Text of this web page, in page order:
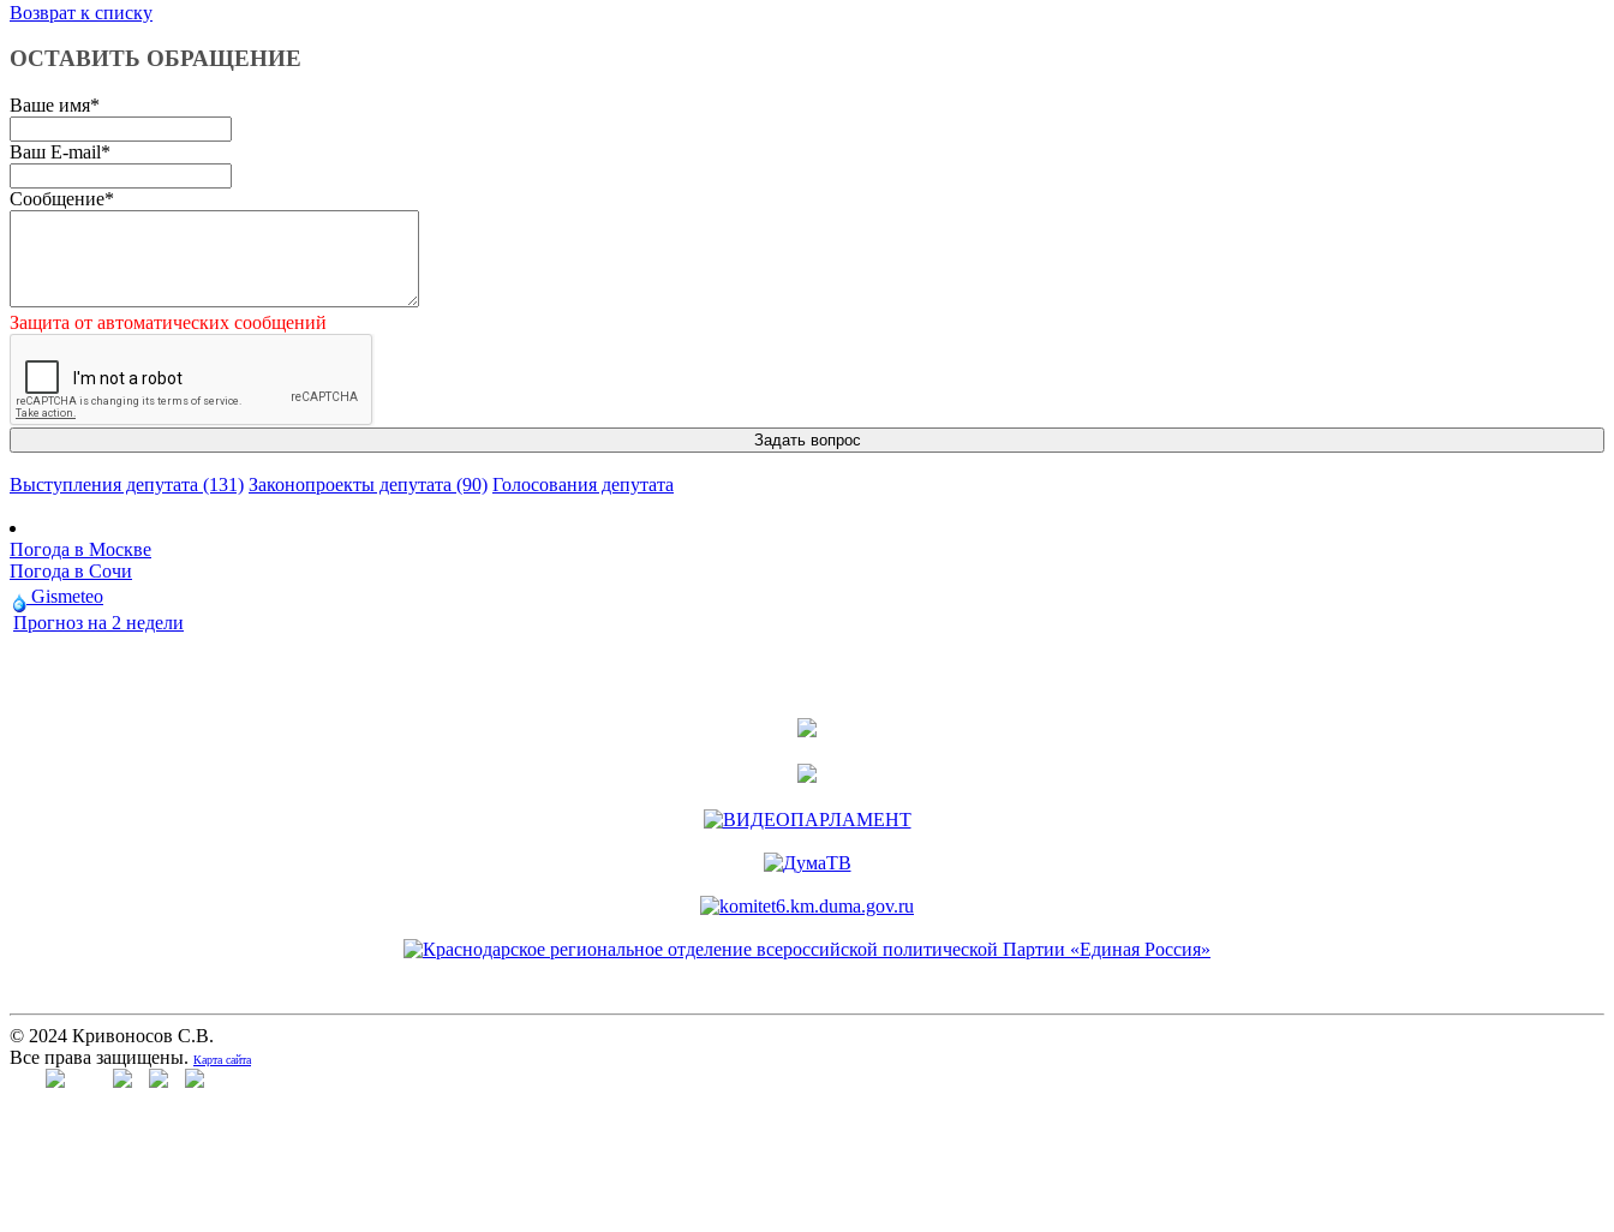
Возврат к списку
ОСТАВИТЬ ОБРАЩЕНИЕ
Ваше имя*
Ваш E-mail*
Сообщение*
Защита от автоматических сообщений
Выступления депутата (131) Законопроекты депутата (90) Голосования депутата
Погода в Москве
Погода в Сочи
Gismeteo
Прогноз на 2 недели
© 2024 Кривоносов С.В.
Все права защищены. Карта сайта